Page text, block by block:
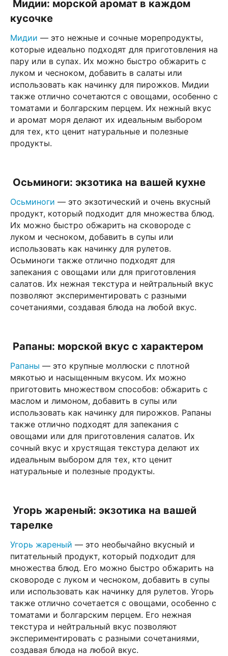
Мидии: морской аромат в каждом
кусочке
Мидии — это нежные и сочные морепродукты,
которые идеально подходят для приготовления на
пару или в супах. Их можно быстро обжарить с
луком и чесноком, добавить в салаты или
использовать как начинку для пирожков. Мидии
также отлично сочетаются с овощами, особенно с
томатами и болгарским перцем. Их нежный вкус
и аромат моря делают их идеальным выбором
для тех, кто ценит натуральные и полезные
продукты.
Осьминоги: экзотика на вашей кухне
Осьминоги — это экзотический и очень вкусный
продукт, который подходит для множества блюд.
Их можно быстро обжарить на сковороде с
луком и чесноком, добавить в супы или
использовать как начинку для рулетов.
Осьминоги также отлично подходят для
запекания с овощами или для приготовления
салатов. Их нежная текстура и нейтральный вкус
позволяют экспериментировать с разными
сочетаниями, создавая блюда на любой вкус.
Рапаны: морской вкус с характером
Рапаны — это крупные моллюски с плотной
мякотью и насыщенным вкусом. Их можно
приготовить множеством способов: обжарить с
маслом и лимоном, добавить в супы или
использовать как начинку для пирожков. Рапаны
также отлично подходят для запекания с
овощами или для приготовления салатов. Их
сочный вкус и хрустящая текстура делают их
идеальным выбором для тех, кто ценит
натуральные и полезные продукты.
Угорь жареный: экзотика на вашей
тарелке
Угорь жареный — это необычайно вкусный и
питательный продукт, который подходит для
множества блюд. Его можно быстро обжарить на
сковороде с луком и чесноком, добавить в супы
или использовать как начинку для рулетов. Угорь
также отлично сочетается с овощами, особенно с
томатами и болгарским перцем. Его нежная
текстура и нейтральный вкус позволяют
экспериментировать с разными сочетаниями,
создавая блюда на любой вкус.